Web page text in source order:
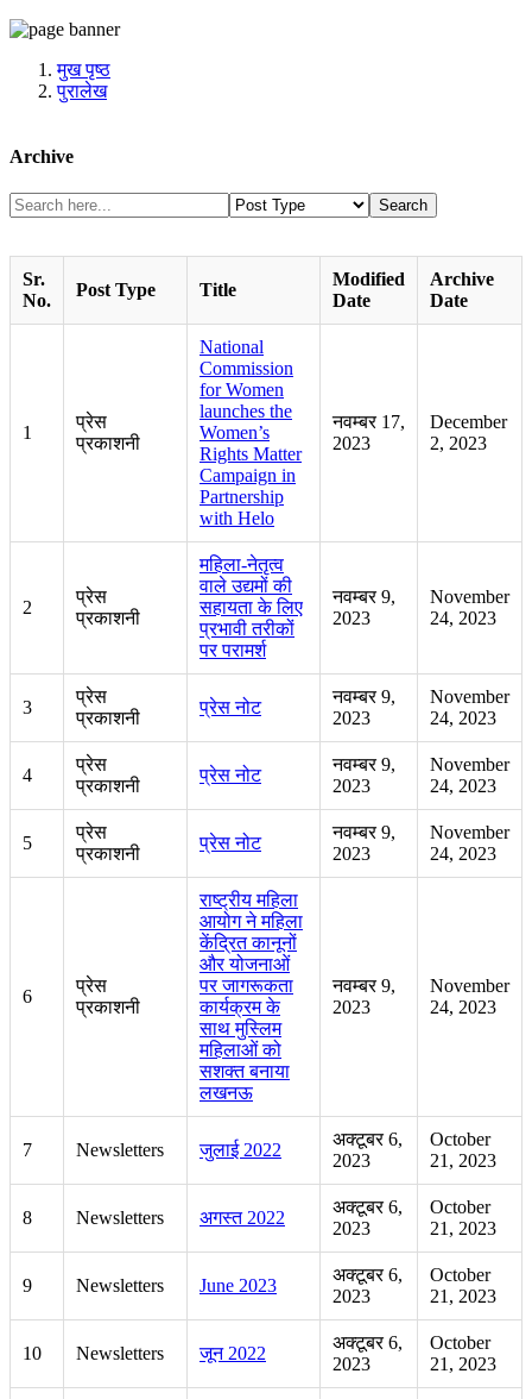
मुख पृष्ठ
पुरालेख
Archive
Search
Sr.
No.
Post Type Title
Modified
Date
Archive
Date
1
प्रेस
प्रकाशनी
National
Commission
for Women
launches the
Women’s
Rights Matter
Campaign in
Partnership
with Helo
नवम्बर 17,
2023
December
2, 2023
2
प्रेस
प्रकाशनी
महिला-नेतृत्व
वाले उद्यमों की
सहायता के लिए
प्रभावी तरीकों
पर परामर्श
नवम्बर 9,
2023
November
24, 2023
3
प्रेस
प्रकाशनी
प्रेस नोट
नवम्बर 9,
2023
November
24, 2023
4
प्रेस
प्रकाशनी
प्रेस नोट
नवम्बर 9,
2023
November
24, 2023
5
प्रेस
प्रकाशनी
प्रेस नोट
नवम्बर 9,
2023
November
24, 2023
6
प्रेस
प्रकाशनी
राष्ट्रीय महिला
आयोग ने महिला
केंद्रित कानूनों
और योजनाओं
पर जागरूकता
कार्यक्रम के
साथ मुस्लिम
महिलाओं को
सशक्त बनाया
लखनऊ
नवम्बर 9,
2023
November
24, 2023
7 Newsletters जुलाई 2022
अक्टूबर 6,
2023
October
21, 2023
8 Newsletters अगस्त 2022
अक्टूबर 6,
2023
October
21, 2023
9 Newsletters June 2023
अक्टूबर 6,
2023
October
21, 2023
10 Newsletters जून 2022
अक्टूबर 6,
2023
October
21, 2023